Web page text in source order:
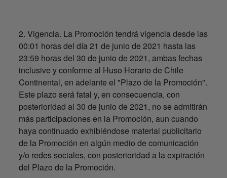
2. Vigencia. La Promoción tendrá vigencia desde las
00:01 horas del día 21 de junio de 2021 hasta las
23:59 horas del 30 de junio de 2021, ambas fechas
inclusive y conforme al Huso Horario de Chile
Continental, en adelante el "Plazo de la Promoción".
Este plazo será fatal y, en consecuencia, con
posterioridad al 30 de junio de 2021, no se admitirán
más participaciones en la Promoción, aun cuando
haya continuado exhibiéndose material publicitario
de la Promoción en algún medio de comunicación
y/o redes sociales, con posterioridad a la expiración
del Plazo de la Promoción.